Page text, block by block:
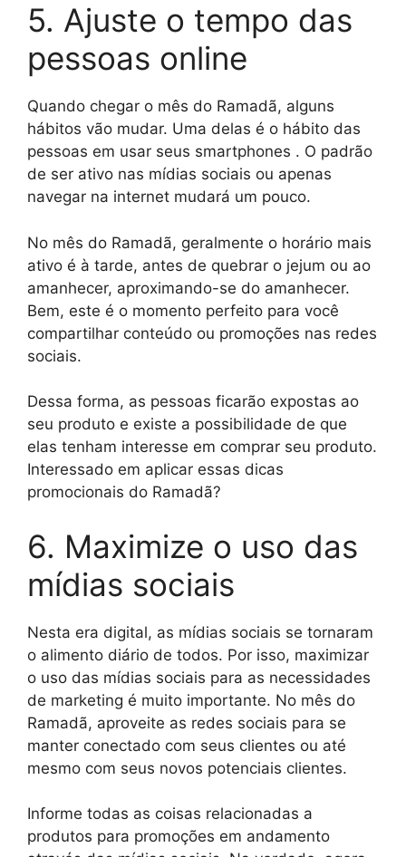
5. Ajuste o tempo das
pessoas online
Quando chegar o mês do Ramadã, alguns
hábitos vão mudar. Uma delas é o hábito das
pessoas em usar seus smartphones . O padrão
de ser ativo nas mídias sociais ou apenas
navegar na internet mudará um pouco.
No mês do Ramadã, geralmente o horário mais
ativo é à tarde, antes de quebrar o jejum ou ao
amanhecer, aproximando-se do amanhecer.
Bem, este é o momento perfeito para você
compartilhar conteúdo ou promoções nas redes
sociais.
Dessa forma, as pessoas ficarão expostas ao
seu produto e existe a possibilidade de que
elas tenham interesse em comprar seu produto.
Interessado em aplicar essas dicas
promocionais do Ramadã?
6. Maximize o uso das
mídias sociais
Nesta era digital, as mídias sociais se tornaram
o alimento diário de todos. Por isso, maximizar
o uso das mídias sociais para as necessidades
de marketing é muito importante. No mês do
Ramadã, aproveite as redes sociais para se
manter conectado com seus clientes ou até
mesmo com seus novos potenciais clientes.
Informe todas as coisas relacionadas a
produtos para promoções em andamento